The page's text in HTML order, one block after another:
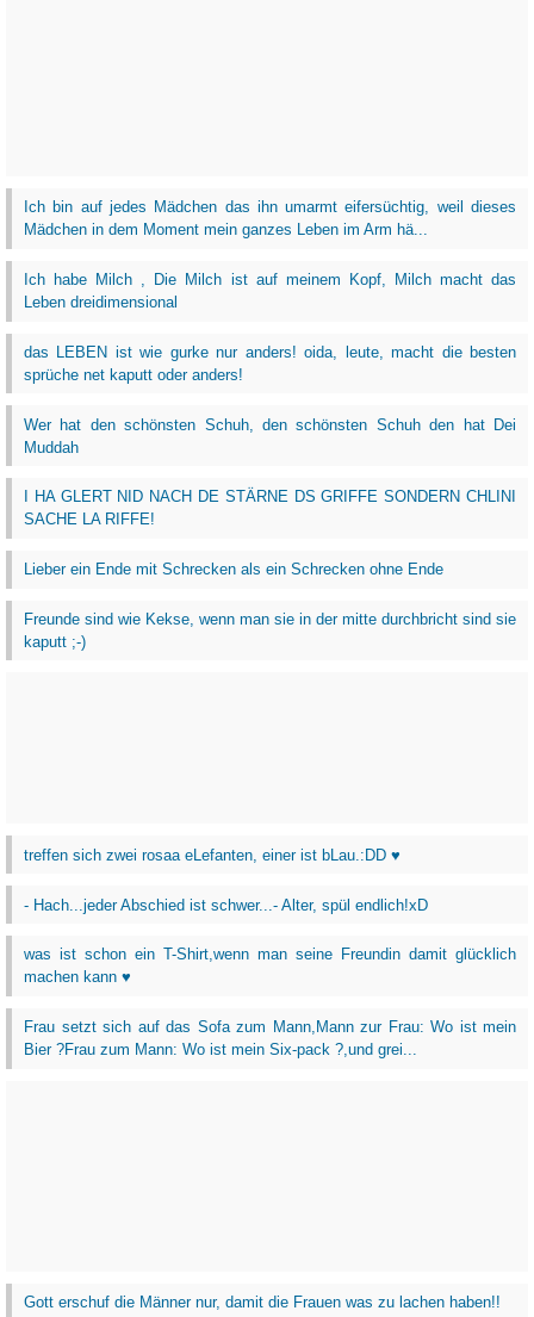
Ich bin auf jedes Mädchen das ihn umarmt eifersüchtig, weil dieses
Mädchen in dem Moment mein ganzes Leben im Arm hä...
Ich habe Milch , Die Milch ist auf meinem Kopf, Milch macht das
Leben dreidimensional
das LEBEN ist wie gurke nur anders! oida, leute, macht die besten
sprüche net kaputt oder anders!
Wer hat den schönsten Schuh, den schönsten Schuh den hat Dei
Muddah
I HA GLERT NID NACH DE STÄRNE DS GRIFFE SONDERN CHLINI
SACHE LA RIFFE!
Lieber ein Ende mit Schrecken als ein Schrecken ohne Ende
Freunde sind wie Kekse, wenn man sie in der mitte durchbricht sind sie
kaputt ;-)
treffen sich zwei rosaa eLefanten, einer ist bLau.:DD ♥
- Hach...jeder Abschied ist schwer...- Alter, spül endlich!xD
was ist schon ein T-Shirt,wenn man seine Freundin damit glücklich
machen kann ♥
Frau setzt sich auf das Sofa zum Mann,Mann zur Frau: Wo ist mein
Bier ?Frau zum Mann: Wo ist mein Six-pack ?,und grei...
Gott erschuf die Männer nur, damit die Frauen was zu lachen haben!!